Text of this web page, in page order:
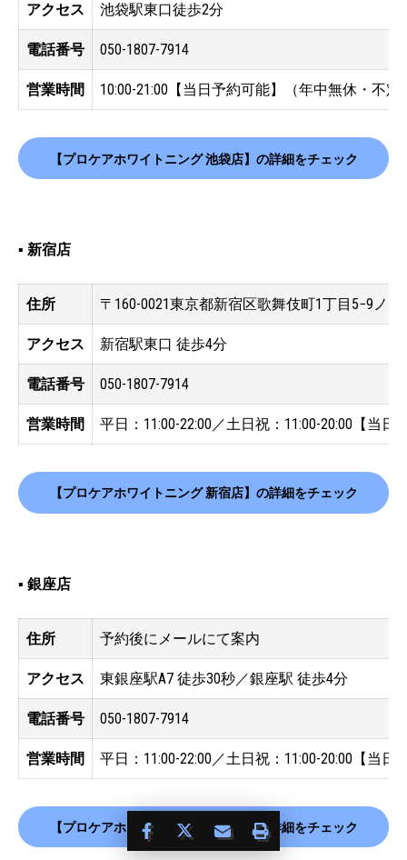
アクセス 池袋駅東口徒歩2分
電話番号 050-1807-7914
営業時間 10:00-21:00【当日予約可能】（年中無休・不定
【プロケアホワイトニング 池袋店】の詳細をチェック
▪️ 新宿店
住所 〒160-0021東京都新宿区歌舞伎町1丁目5−9ノア
アクセス 新宿駅東口 徒歩4分
電話番号 050-1807-7914
営業時間 平日：11:00-22:00／土日祝：11:00-20:00【当
【プロケアホワイトニング 新宿店】の詳細をチェック
▪️ 銀座店
住所 予約後にメールにて案内
アクセス 東銀座駅A7 徒歩30秒／銀座駅 徒歩4分
電話番号 050-1807-7914
営業時間 平日：11:00-22:00／土日祝：11:00-20:00【当
【プロケアホワイトニング 銀座店】の詳細をチェック